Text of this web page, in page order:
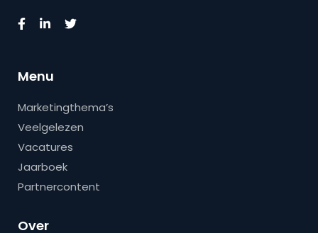
Menu
Marketingthema’s
Veelgelezen
Vacatures
Jaarboek
Partnercontent
Over